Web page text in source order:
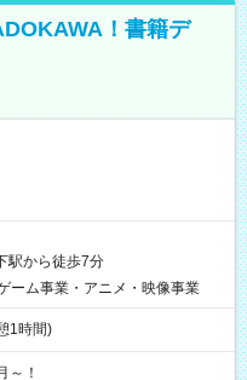
！書籍デ
駅から徒歩7分
ーム事業・アニメ・映像事業
1時間)
！